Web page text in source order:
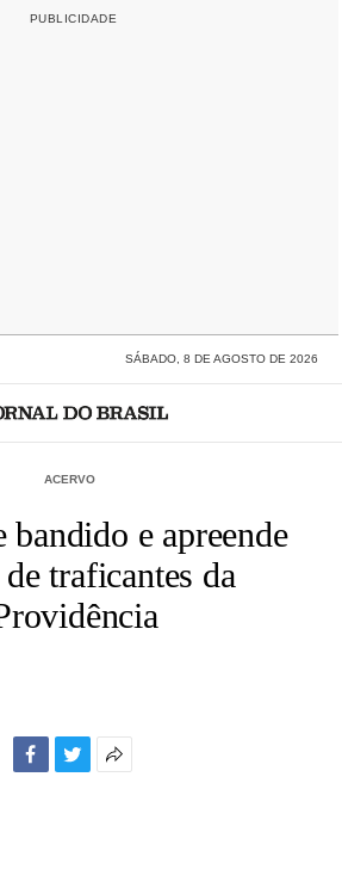
SÁBADO, 8 DE AGOSTO DE 2026
ACERVO
bandido e apreende
traficantes da